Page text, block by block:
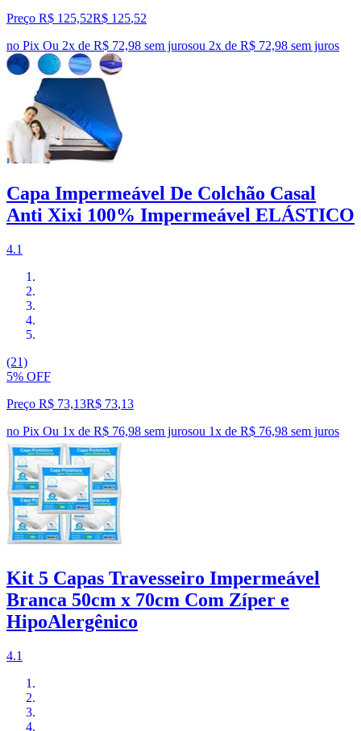
Preço R$ 125,52R$ 125,52
no Pix Ou 2x de R$ 72,98 sem jurosou 2x de R$ 72,98 sem juros
Capa Impermeável De Colchão Casal
Anti Xixi 100% Impermeável ELÁSTICO
4.1
(21)
5% OFF
Preço R$ 73,13R$ 73,13
no Pix Ou 1x de R$ 76,98 sem jurosou 1x de R$ 76,98 sem juros
Kit 5 Capas Travesseiro Impermeável
Branca 50cm x 70cm Com Zíper e
HipoAlergênico
4.1